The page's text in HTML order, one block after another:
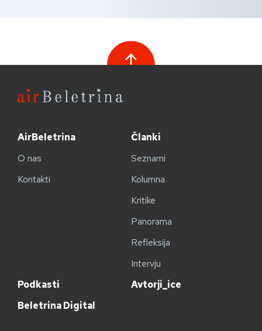
AirBeletrina
O nas
Kontakti
Članki
Seznami
Kolumna
Kritike
Panorama
Refleksija
Intervju
Podkasti
Avtorji_ice
Beletrina Digital